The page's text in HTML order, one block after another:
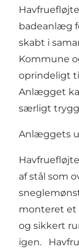
badeanlæg
skabt i
Kommune
oprindeligt
Anlægget
særligt
Anlæggets
af stål som
monteret et
og sikkert
igen.